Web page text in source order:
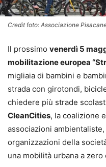
Credit foto: Associazione
Il prossimo venerdì 5
mobilitazione europea
migliaia di bambini e
strada con girotondi,
chiedere più strade
CleanCities, la coalizione
associazioni
organizzazioni della
una mobilità urbana a